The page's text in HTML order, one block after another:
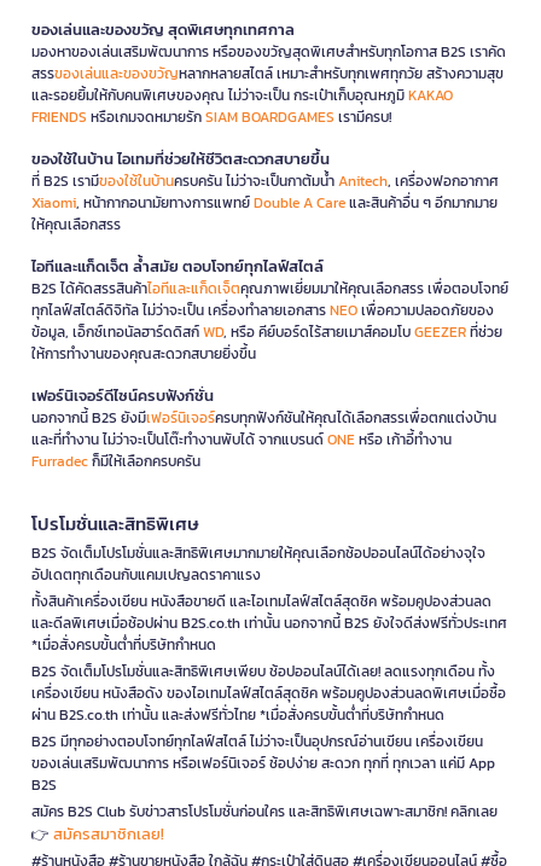
ของเล่นและของขวัญ สุดพิเศษทุกเทศกาล
มองหาของเล่นเสริมพัฒนาการ หรือของขวัญสุดพิเศษสำหรับทุกโอกาส B2S เราคัด
สรรของเล่นและของขวัญหลากหลายสไตล์ เหมาะสำหรับทุกเพศทุกวัย สร้างความสุข
และรอยยิ้มให้กับคนพิเศษของคุณ ไม่ว่าจะเป็น กระเป๋าเก็บอุณหภูมิKAKAO
FRIENDS หรือเกมจดหมายรักSIAM BOARDGAMES เรามีครบ!
ของใช้ในบ้าน ไอเทมที่ช่วยให้ชีวิตสะดวกสบายขึ้น
ที่ B2S เรามีของใช้ในบ้านครบครัน ไม่ว่าจะเป็นกาต้มน้ำAnitech, เครื่องฟอกอากาศ
Xiaomi, หน้ากากอนามัยทางการแพทย์Double A Careและสินค้าอื่น ๆ อีกมากมาย
ให้คุณเลือกสรร
ไอทีและแก็ดเจ็ต ล้ำสมัย ตอบโจทย์ทุกไลฟ์สไตล์
B2S ได้คัดสรรสินค้าไอทีและแก็ดเจ็ตคุณภาพเยี่ยมมาให้คุณเลือกสรร เพื่อตอบโจทย์
ทุกไลฟ์สไตล์ดิจิทัล ไม่ว่าจะเป็น เครื่องทำลายเอกสารNEOเพื่อความปลอดภัยของ
ข้อมูล, เอ็กซ์เทอนัลฮาร์ดดิสก์WD, หรือ คีย์บอร์ดไร้สายเมาส์คอมโบGEEZERที่ช่วย
ให้การทำงานของคุณสะดวกสบายยิ่งขึ้น
เฟอร์นิเจอร์ดีไซน์ครบฟังก์ชั่น
นอกจากนี้ B2S ยังมีเฟอร์นิเจอร์ครบทุกฟังก์ชันให้คุณได้เลือกสรรเพื่อตกแต่งบ้าน
และที่ทำงาน ไม่ว่าจะเป็นโต๊ะทำงานพับได้ จากแบรนด์ONEหรือ เก้าอี้ทำงาน
Furradecก็มีให้เลือกครบครัน
โปรโมชั่นและสิทธิพิเศษ
B2S จัดเต็มโปรโมชั่นและสิทธิพิเศษมากมายให้คุณเลือกช้อปออนไลน์ได้อย่างจุใจ
อัปเดตทุกเดือนกับแคมเปญลดราคาแรง
ทั้งสินค้าเครื่องเขียน หนังสือขายดี และไอเทมไลฟ์สไตล์สุดชิค พร้อมคูปองส่วนลด
และดีลพิเศษเมื่อช้อปผ่าน B2S.co.th เท่านั้น นอกจากนี้ B2S ยังใจดีส่งฟรีทั่วประเทศ
*เมื่อสั่งครบขั้นต่ำที่บริษัทกำหนด
B2S จัดเต็มโปรโมชั่นและสิทธิพิเศษเพียบ ช้อปออนไลน์ได้เลย! ลดแรงทุกเดือน ทั้ง
เครื่องเขียน หนังสือดัง ของไอเทมไลฟ์สไตล์สุดชิค พร้อมคูปองส่วนลดพิเศษเมื่อซื้อ
ผ่าน B2S.co.th เท่านั้น และส่งฟรีทั่วไทย *เมื่อสั่งครบขั้นต่ำที่บริษัทกำหนด
B2S มีทุกอย่างตอบโจทย์ทุกไลฟ์สไตล์ ไม่ว่าจะเป็นอุปกรณ์อ่านเขียน เครื่องเขียน
ของเล่นเสริมพัฒนาการ หรือเฟอร์นิเจอร์ ช้อปง่าย สะดวก ทุกที่ ทุกเวลา แค่มี App
B2S
สมัคร B2S Club รับข่าวสารโปรโมชั่นก่อนใคร และสิทธิพิเศษเฉพาะสมาชิก! คลิกเลย
👉 สมัครสมาชิกเลย!
#ร้านหนังสือ #ร้านขายหนังสือ ใกล้ฉัน #กระเป๋าใส่ดินสอ #เครื่องเขียนออนไลน์ #ซื้อ